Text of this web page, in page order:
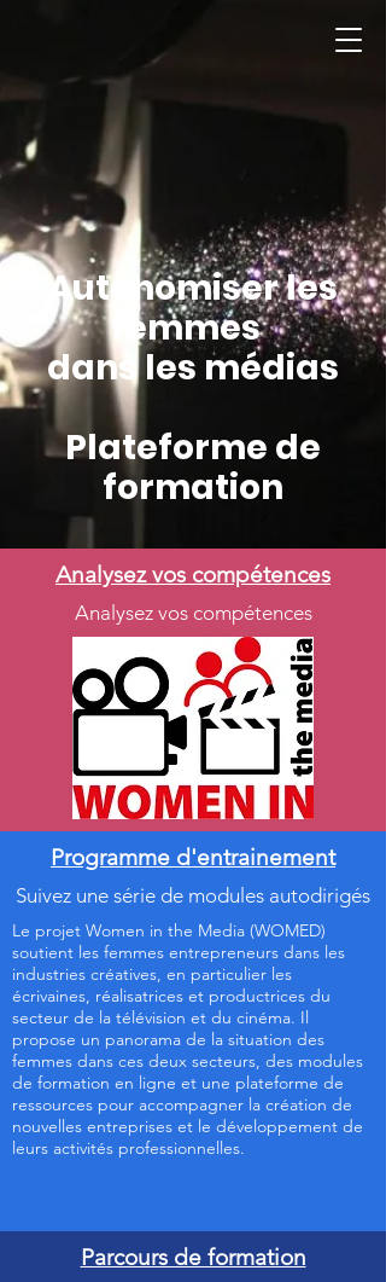
Autonomiser les
femmes
dans les médias
Plateforme de
formation
Analysez vos compétences
Analysez vos compétences
Programme d'entrainement
Suivez une série de modules autodirigés
Le projet Women in the Media (WOMED)
soutient les femmes entrepreneurs dans les
industries créatives, en particulier les
écrivaines, réalisatrices et productrices du
secteur de la télévision et du cinéma. Il
propose un panorama de la situation des
femmes dans ces deux secteurs, des modules
de formation en ligne et une plateforme de
ressources pour accompagner la création de
nouvelles entreprises et le développement de
leurs activités professionnelles.
Parcours de formation